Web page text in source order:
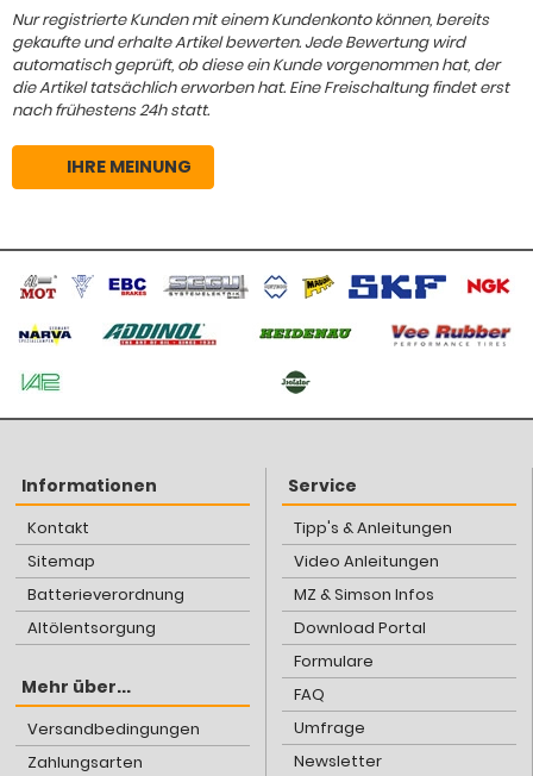
Nur registrierte Kunden mit einem Kundenkonto können, bereits
gekaufte und erhalte Artikel bewerten. Jede Bewertung wird
automatisch geprüft, ob diese ein Kunde vorgenommen hat, der
die Artikel tatsächlich erworben hat. Eine Freischaltung findet erst
nach frühestens 24h statt.
IHRE MEINUNG
Informationen
Kontakt
Sitemap
Batterieverordnung
Altölentsorgung
Mehr über...
Versandbedingungen
Zahlungsarten
Service
Tipp's & Anleitungen
Video Anleitungen
MZ & Simson Infos
Download Portal
Formulare
FAQ
Umfrage
Newsletter